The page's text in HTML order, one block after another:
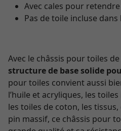
Avec cales pour
Pas de toile incluse
Avec le châssis pour toiles
structure de base solide
pour toiles convient aussi
l’huile et acryliques, les
les toiles de coton, les
pin massif, ce châssis pour